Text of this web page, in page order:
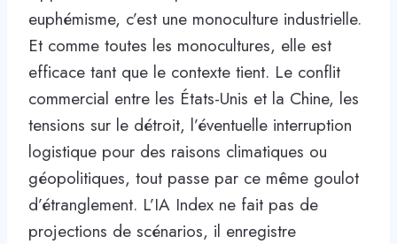
euphémisme, c’est une monoculture industrielle.
Et comme toutes les monocultures, elle est
efficace tant que le contexte tient. Le conflit
commercial entre les États-Unis et la Chine, les
tensions sur le détroit, l’éventuelle interruption
logistique pour des raisons climatiques ou
géopolitiques, tout passe par ce même goulot
d’étranglement. L’IA Index ne fait pas de
projections de scénarios, il enregistre